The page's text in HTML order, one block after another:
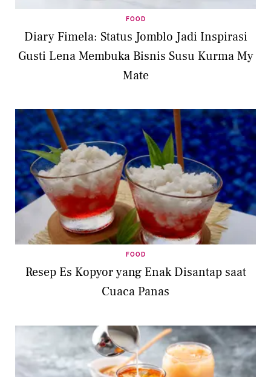
FOOD
Diary Fimela: Status Jomblo Jadi Inspirasi
Gusti Lena Membuka Bisnis Susu Kurma My
Mate
FOOD
Resep Es Kopyor yang Enak Disantap saat
Cuaca Panas